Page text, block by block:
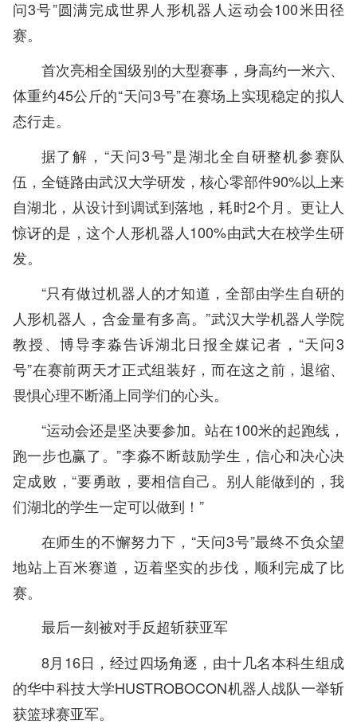
问3号”圆满完成世界人形机器人运动会100米田径
赛。
首次亮相全国级别的大型赛事，身高约一米六、
体重约45公斤的“天问3号”在赛场上实现稳定的拟人
态行走。
据了解，“天问3号”是湖北全自研整机参赛队
伍，全链路由武汉大学研发，核心零部件90%以上来
自湖北，从设计到调试到落地，耗时2个月。更让人
惊讶的是，这个人形机器人100%由武大在校学生研
发。
“只有做过机器人的才知道，全部由学生自研的
人形机器人，含金量有多高。”武汉大学机器人学院
教授、博导李淼告诉湖北日报全媒记者，“天问3
号”在赛前两天才正式组装好，而在这之前，退缩、
畏惧心理不断涌上同学们的心头。
“运动会还是坚决要参加。站在100米的起跑线，
跑一步也赢了。”李淼不断鼓励学生，信心和决心决
定成败，“要勇敢，要相信自己。别人能做到的，我
们湖北的学生一定可以做到！”
在师生的不懈努力下，“天问3号”最终不负众望
地站上百米赛道，迈着坚实的步伐，顺利完成了比
赛。
最后一刻被对手反超斩获亚军
8月16日，经过四场角逐，由十几名本科生组成
的华中科技大学HUSTROBOCON机器人战队一举斩
获篮球赛亚军。